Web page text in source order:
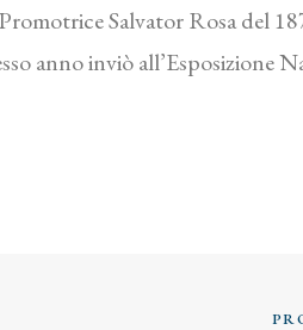
Salvator Rosa del
anno inviò all’Esposizione